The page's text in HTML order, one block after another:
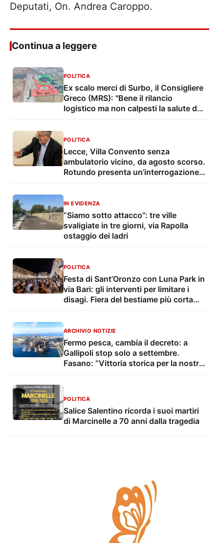
Deputati, On. Andrea Caroppo.
Continua a leggere
POLITICA
Ex scalo merci di Surbo, il Consigliere
Greco (MRS): "Bene il rilancio
logistico ma non calpesti la salute dei
POLITICA
Lecce, Villa Convento senza
ambulatorio vicino, da agosto scorso.
Rotundo presenta un’interrogazione e
IN EVIDENZA
“Siamo sotto attacco”: tre ville
svaligiate in tre giorni, via Rapolla
ostaggio dei ladri
POLITICA
Festa di Sant’Oronzo con Luna Park in
via Bari: gli interventi per limitare i
disagi. Fiera del bestiame più corta
ARCHIVIO NOTIZIE
Fermo pesca, cambia il decreto: a
Gallipoli stop solo a settembre.
Fasano: “Vittoria storica per la nostra
POLITICA
Salice Salentino ricorda i suoi martiri
di Marcinelle a 70 anni dalla tragedia